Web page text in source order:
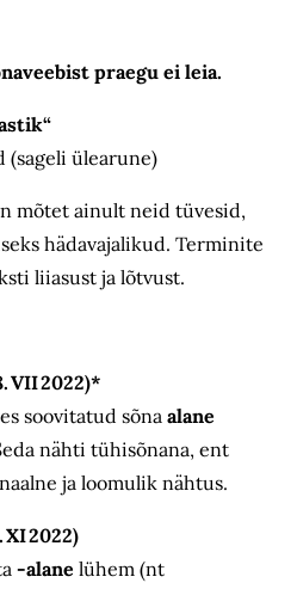
praegu ei leia.
(sageli ülearune)
mõtet ainult neid tüvesid,
hädavajalikud. Terminite
liiasust ja lõtvust.
VII 2022)*
soovitatud sõna alane
nähti tühisõnana, ent
ja loomulik nähtus.
XI 2022)
-alane lühem (nt